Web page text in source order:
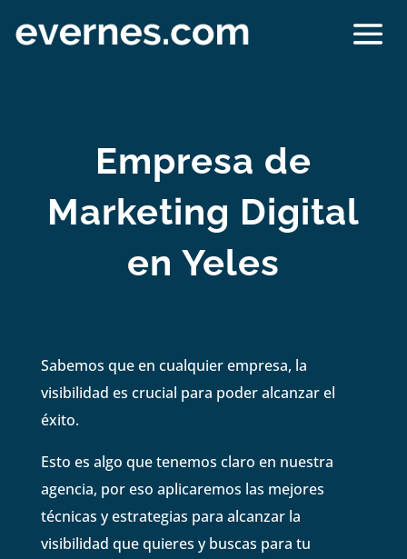
Empresa de
Marketing Digital
en Yeles
Sabemos que en cualquier empresa, la
visibilidad es crucial para poder alcanzar el
éxito.
Esto es algo que tenemos claro en nuestra
agencia, por eso aplicaremos las mejores
técnicas y estrategias para alcanzar la
visibilidad que quieres y buscas para tu